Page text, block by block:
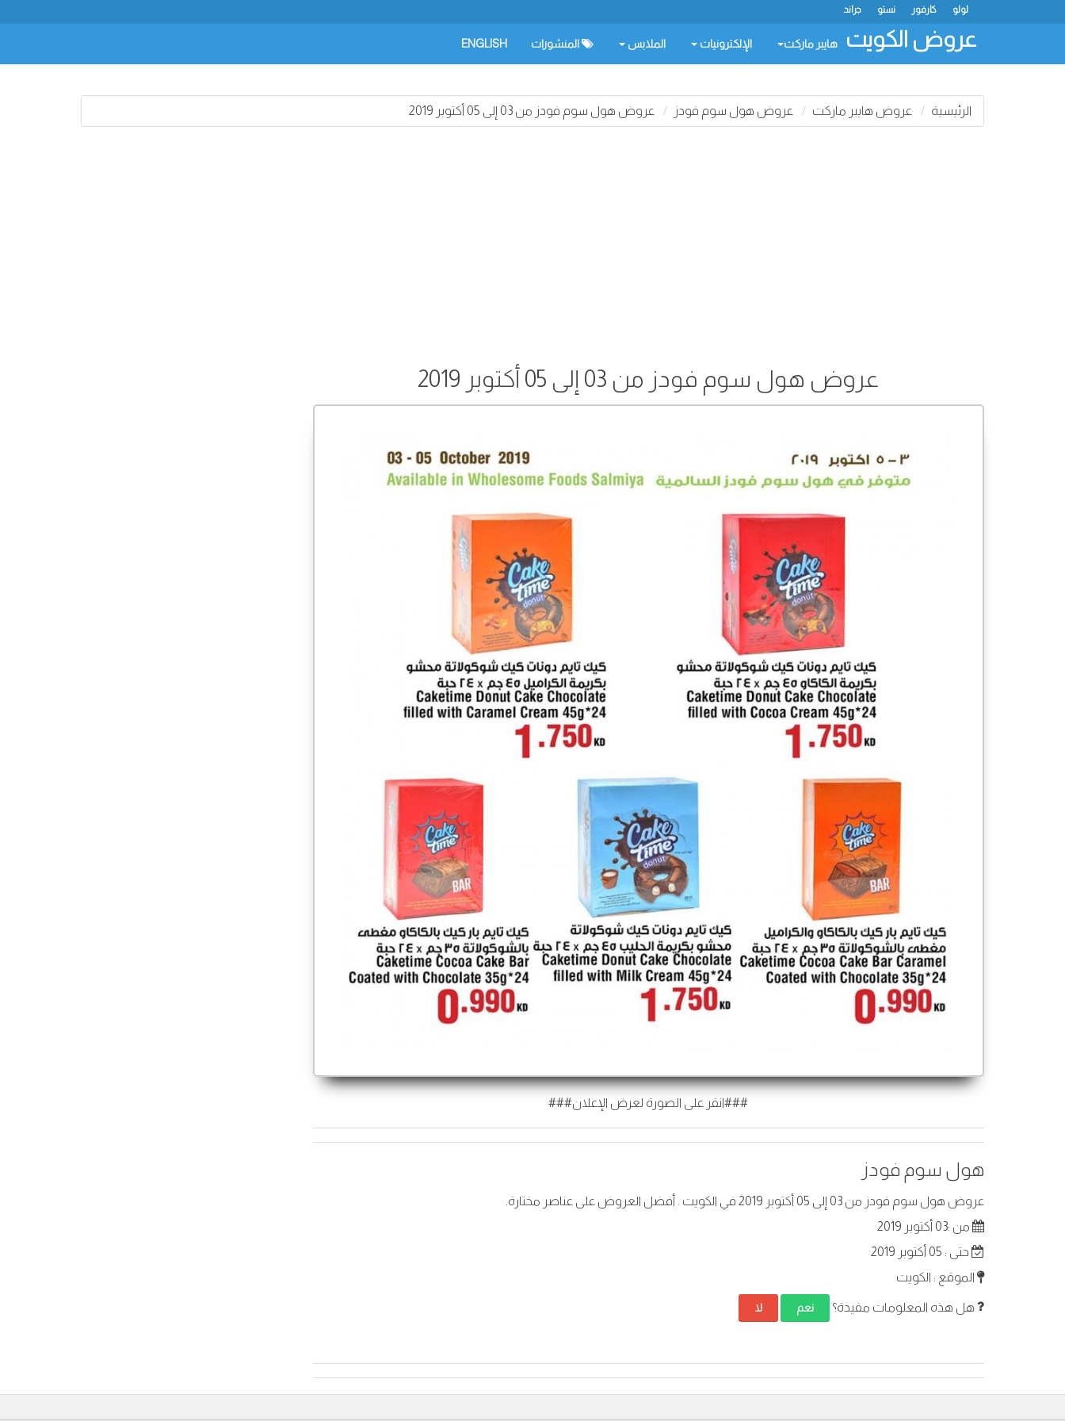
جراند نستو كارفور لولو
عروض الكويت هايبر ماركت الإلكترونيات الملابس المنشورات ENGLISH
الرئيسية عروض هايبر ماركت عروض هول سوم فودز عروض هول سوم فودز من 03 إلى 05 أكتوبر 2019
عروض هول سوم فودز من 03 إلى 05 أكتوبر 2019
###انقر على الصورة لعرض الإعلان###
هول سوم فودز
عروض هول سوم فودز من 03 إلى 05 أكتوبر 2019 في الكويت . أفضل العروض على عناصر مختارة.
من :03 أكتوبر 2019
حتى : 05 أكتوبر 2019
الموقع : الكويت
هل هذه المعلومات مفيدة؟ نعم لا